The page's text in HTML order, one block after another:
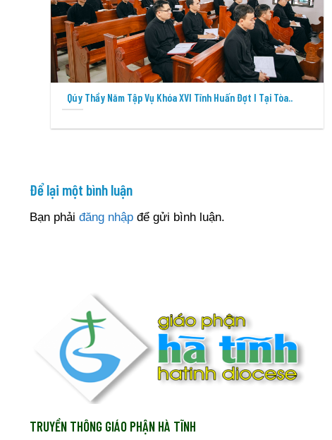
Qúy Thầy Năm Tập Vụ Khóa XVI Tĩnh Huấn Đợt I Tại Tòa..
Để lại một bình luận
Bạn phải đăng nhập để gửi bình luận.
TRUYỀN THÔNG GIÁO PHẬN HÀ TĨNH